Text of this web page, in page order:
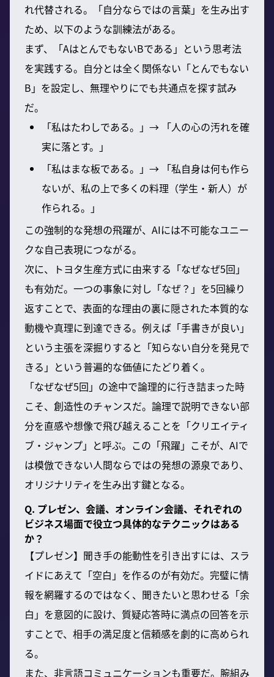
れ代替される。「自分ならではの言葉」を生み出す
ため、以下のような訓練法がある。
まず、「AはとんでもないBである」という思考法
を実践する。自分とは全く関係ない「とんでもない
B」を設定し、無理やりにでも共通点を探す試み
だ。
「私はたわしである。」→ 「人の心の汚れを確
実に落とす。」
「私はまな板である。」→ 「私自身は何も作ら
ないが、私の上で多くの料理（学生・新人）が
作られる。」
この強制的な発想の飛躍が、AIには不可能なユニー
クな自己表現につながる。
次に、トヨタ生産方式に由来する「なぜなぜ5回」
も有効だ。一つの事象に対し「なぜ？」を5回繰り
返すことで、表面的な理由の裏に隠された本質的な
動機や真理に到達できる。例えば「手書きが良い」
という主張を深掘りすると「知らない自分を発見で
きる」という普遍的な価値にたどり着く。
「なぜなぜ5回」の途中で論理的に行き詰まった時
こそ、創造性のチャンスだ。論理で説明できない部
分を直感や想像で飛び越えることを「クリエイティ
ブ・ジャンプ」と呼ぶ。この「飛躍」こそが、AIで
は模倣できない人間ならではの発想の源泉であり、
オリジナリティを生み出す鍵となる。
Q. プレゼン、会議、オンライン会議、それぞれの
ビジネス場面で役立つ具体的なテクニックはある
か？
【プレゼン】聞き手の能動性を引き出すには、スラ
イドにあえて「空白」を作るのが有効だ。完璧に情
報を網羅するのではなく、聞きたいと思わせる「余
白」を意図的に設け、質疑応答時に満点の回答を示
すことで、相手の満足度と信頼感を劇的に高められ
る。
また、非言語コミュニケーションも重要だ。腕組み